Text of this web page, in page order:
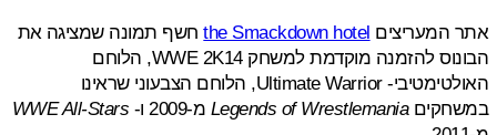
המעריציםthe Smackdown hotelחשף תמונה שמציגה את
הבונוס להזמנה מוקדמת למשחק WWE 2K14, הלוחם
האולטימטיבי- Ultimate Warrior, הלוחם הצבעוני שראינו
Legends of Wrestlemaniaמ-2009 ו- WWE All-Stars